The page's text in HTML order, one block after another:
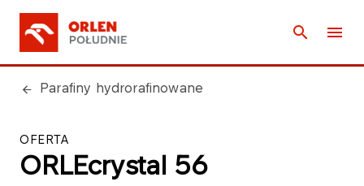
Parafiny hydrorafinowane
OFERTA
ORLEcrystal 56